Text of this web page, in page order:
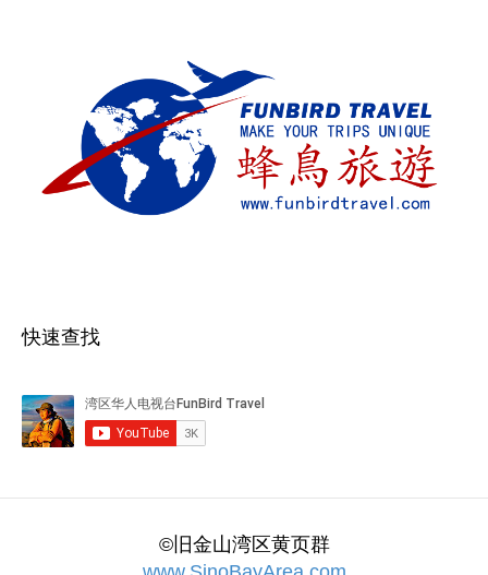
快速查找
©旧金山湾区黄页群